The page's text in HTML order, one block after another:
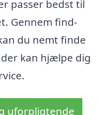
passer bedst til
Gennem find-
du nemt finde
kan hjælpe dig
uforpligtende